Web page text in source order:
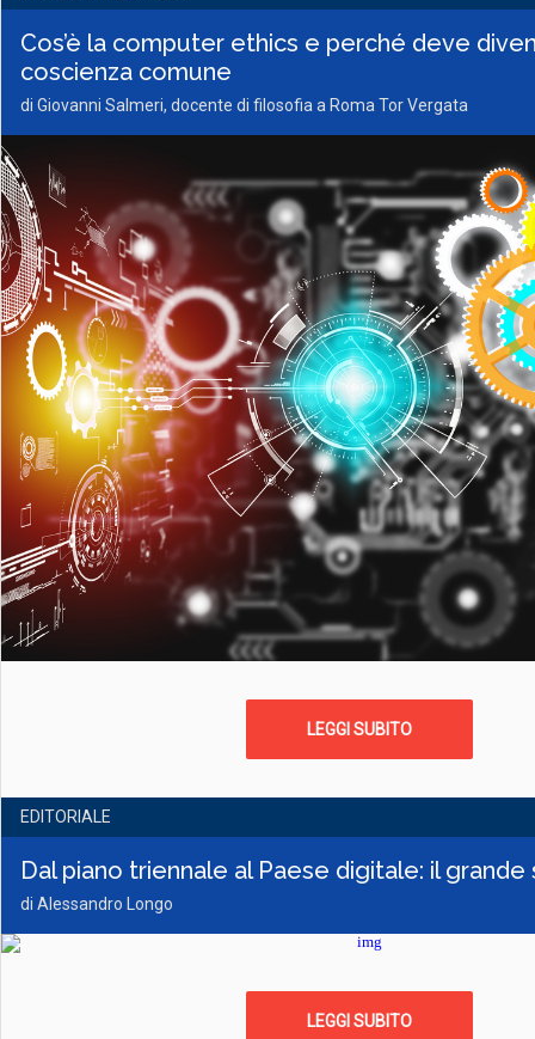
Cos’è la computer ethics e perché deve
coscienza comune
di Giovanni Salmeri, docente di filosofia a Roma Tor Vergata
LEGGI SUBITO
EDITORIALE
Dal piano triennale al Paese digitale: il grande
di Alessandro Longo
LEGGI SUBITO